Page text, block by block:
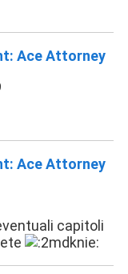
Ace Attorney
Ace Attorney
capitoli